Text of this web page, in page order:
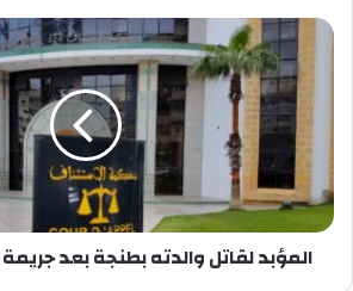
المؤبد
لقاتل
والدته
بطنجة
حي
مسنانة
المؤبد لقاتل والدته بطنجة بعد